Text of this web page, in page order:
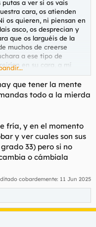
putas a ver si os vais
cara, os atienden
os quieren, ni piensan en
asco, os desprecian y
que os larguéis de la
muchos de creerse
a ese tipo de
en su cara, a mí
ni siquiera me ha
es amigo suyo, que ella
a tomar algo? Pues
que tener la mente
todo a la mierda
fría, y en el momento
y ver cuales son sus
33) pero si no
o cámbiala
cobardemente: 11 Jun 2025